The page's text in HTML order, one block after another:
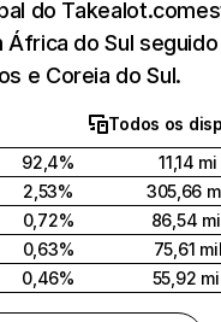
do
África do Sul
e Coreia do Sul.
Todos os
92,4%
11,14 mi
2,53%
305,66
0,72%
86,54
0,63%
75,61
0,46% 55,92